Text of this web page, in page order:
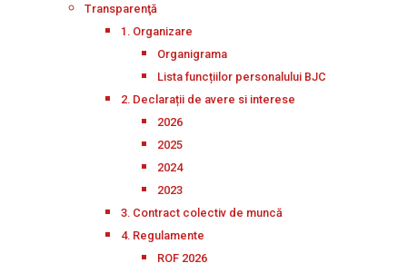
Transparenţă
1. Organizare
Organigrama
Lista funcțiilor personalului BJC
2. Declarații de avere si interese
2026
2025
2024
2023
3. Contract colectiv de muncă
4. Regulamente
ROF 2026